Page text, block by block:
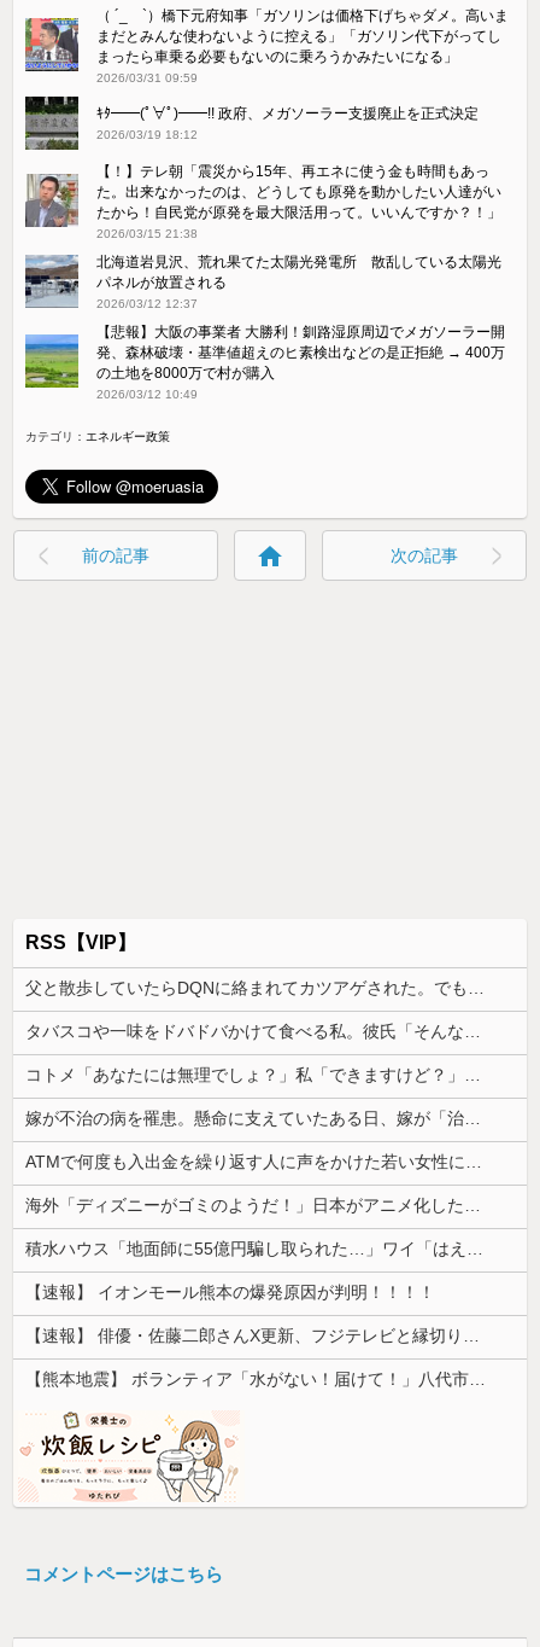
（ ´_ゝ`）橋下元府知事「ガソリンは価格下げちゃダメ。高いま
まだとみんな使わないように控える」「ガソリン代下がってし
まったら車乗る必要もないのに乗ろうかみたいになる」
2026/03/31 09:59
ｷﾀ━━(ﾟ∀ﾟ)━━!! 政府、メガソーラー支援廃止を正式決定
2026/03/19 18:12
【！】テレ朝「震災から15年、再エネに使う金も時間もあっ
た。出来なかったのは、どうしても原発を動かしたい人達がい
たから！自民党が原発を最大限活用って。いいんですか？！」
2026/03/15 21:38
北海道岩見沢、荒れ果てた太陽光発電所 散乱している太陽光
パネルが放置される
2026/03/12 12:37
【悲報】大阪の事業者 大勝利！釧路湿原周辺でメガソーラー開
発、森林破壊・基準値超えのヒ素検出などの是正拒絶 → 400万
の土地を8000万で村が購入
2026/03/12 10:49
カテゴリ： エネルギー政策
前の記事 home 次の記事
RSS【VIP】
【速報】 イオンモール熊本の爆発原因が判明！！！！
コメントページはこちら